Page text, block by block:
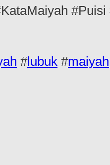
#lubuk #maiyah